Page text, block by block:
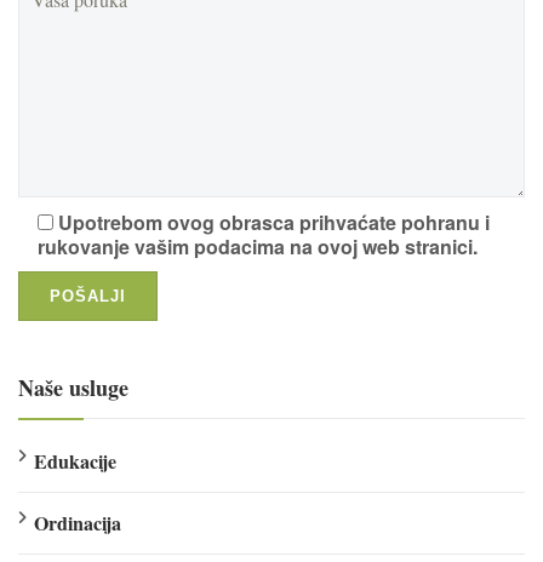
Upotrebom ovog obrasca prihvaćate pohranu i
rukovanje vašim podacima na ovoj web stranici.
Naše usluge
Edukacije
Ordinacija